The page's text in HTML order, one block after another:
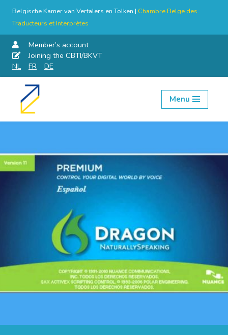
Belgische Kamer van Vertalers en Tolken | Chambre Belge des
Traducteurs et Interprètes
Member’s account
Joining the CBTI/BKVT
NL
FR DE
Skip
Menu